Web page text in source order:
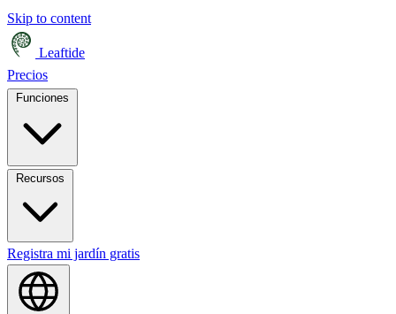
Skip to content
Leaftide
Precios
Registra mi jardín gratis